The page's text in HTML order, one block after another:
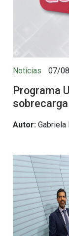
Notícias 07/
Programa
Autor: Gabriela